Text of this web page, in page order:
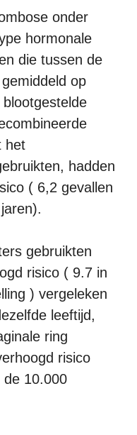
onder
hormonale
die tussen de
op
het
hadden
( 6,2 gevallen
gebruikten
risico ( 9.7 in
) vergeleken
leeftijd,
ring
risico
de 10.000